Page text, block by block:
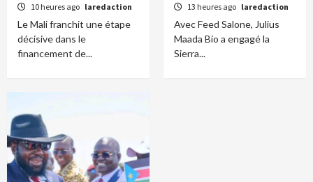
10 heures ago laredaction
Le Mali franchit une étape
décisive dans le
financement de...
13 heures ago laredaction
Avec Feed Salone, Julius
Maada Bio a engagé la
Sierra...